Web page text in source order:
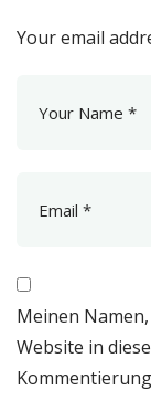
Your email
Meinen
Website in